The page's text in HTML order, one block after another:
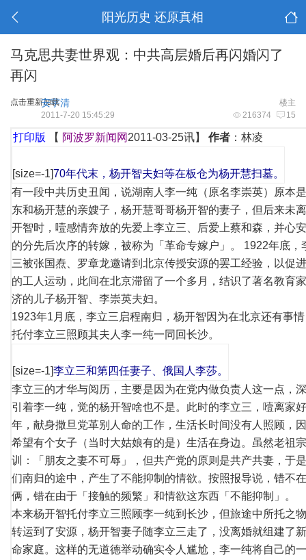
阳光历史 还原真相
马克思共妻世界观：中共高层婚后再闪婚闪了
再闪
点击重新加载 楼主
安宇清
216374 15
2011-7-20 15:45:29
打印版 【 阿波罗新闻网 2011-03-25讯】 作者 ：林凌
[size=-1]70年代末，杨开智夫妇等在板仓为杨开慧扫墓。
有一段中共历史丑闻，说湖南人李一纯（原名李崇英）原本
东和杨开慧的亲嫂子，杨开慧哥哥杨开智的妻子，但后来未
开智时，噎感情奔放的先爱上李立三、后爱上蔡和森，并心
的分先后次序的转嫁，被称为「革命专嫁户」。 1922年底，
三被张国焘、罗章龙邀请到北京传授安源的罢工经验，以促
的工人运动，此间在北京滞留了一个多月，结识了著名教育
济的儿子杨开智、李崇英夫妇。
1923年1月底，李立三启程南归，杨开智因为在北京还有事
托付李立三照顾其夫人李一纯一同回长沙。
[size=-1]李立三和第四任妻子、俄国人李莎。
李立三的才华与阅历，主要是因为在党内做负责人这一点，
引着李一纯，觉的杨开智啥也不是。此时的李立三，噎离家
年，献身撒旦党革别人命的工作，生活长时间没有人照顾，
希望有个女子（当时大姑娘有的是）生活在身边。虽然老祖
训：「朋友之妻不可辱」，但共产党的原则是共产共妻，于
们南归的途中，产生了不能抑制的情欲。按照报导说，错不
俩，错在由于「接触的频繁」和情欲这东西「不能抑制」。
本来杨开智托付李立三照顾李一纯到长沙，但旅途中所托之
转运到了安源，杨开智妻子随李立三走了，没离婚就组建了
命家庭。这样的无道德举动确实令人尴尬，李一纯将自己的